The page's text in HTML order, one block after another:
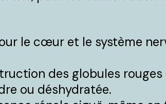
le cœur et le système
des globules rouges
ou déshydratée.